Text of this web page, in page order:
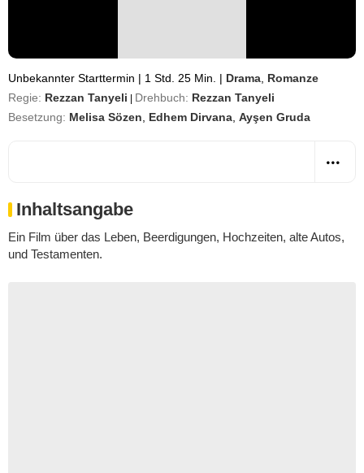
Unbekannter Starttermin | 1 Std. 25 Min. | Drama Romanze
Regie: Rezzan Tanyeli Drehbuch: Rezzan Tanyeli
Besetzung: Melisa Sözen Edhem Dirvana Ayşen Gruda
Inhaltsangabe
Ein Film über das Leben, Beerdigungen, Hochzeiten, alte Autos,
und Testamenten.